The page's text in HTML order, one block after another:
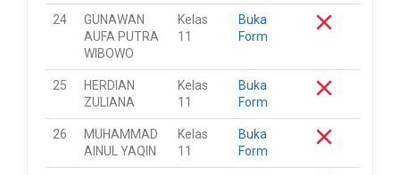
24
GUNAWAN
AUFA PUTRA
WIBOWO
Kelas
11
Buka
Form
25
HERDIAN
ZULIANA
Kelas
11
Buka
Form
26
MUHAMMAD
AINUL YAQIN
Kelas
11
Buka
Form